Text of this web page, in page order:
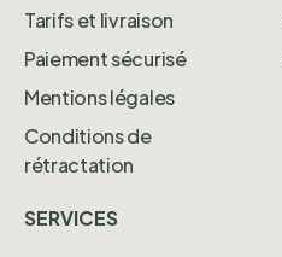
Tarifs et livraison
Paiement sécurisé
Mentions légales
Conditions de
rétractation
SERVICES